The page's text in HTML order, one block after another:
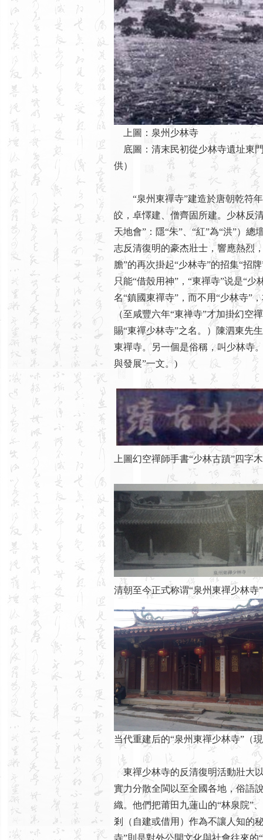
上圖：泉州少林寺
底圖：清末民初從少林寺遺址東
供）
“泉州東禪寺”建造於唐朝乾符年
皎，卓懌建、僧齊固所建。少林反
天地會”：隱“朱”、“紅”為“洪”）
志反清復明的豪杰壯士，響應熱烈
膽”的再次掛起“少林寺”的招集“招
只能“借殼用神”，“東禪寺”说是“
名“鎮國東禪寺”，而不用“少林寺”
（至咸豐六年“東禅寺”才加掛幻空
賜“東禪少林寺”之名。）陳泗東先
東禪寺。另一個是俗稱，叫少林寺
與發展”一文。)
上圖幻空禪師手書“少林古蹟”四字
清朝至今正式称谓“泉州東禪少林寺
当代重建后的“泉州東禪少林寺”（
東禪少林寺的反清復明活動壯大
實力分散全閩以至全國各地，俗語
織。他們把莆田九蓮山的“林泉院”
剎（自建或借用）作為不讓人知的
寺”則是對外公開文化與社會往來的